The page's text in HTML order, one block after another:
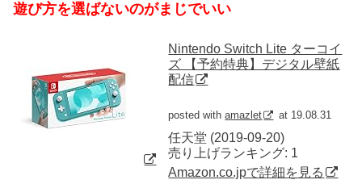
遊び方を選ばないのがまじでいい
Nintendo Switch Lite ターコイ
ズ 【予約特典】デジタル壁紙
配信
posted withamazlet at 19.08.31
任天堂 (2019-09-20)
売り上げランキング: 1
Amazon.co.jpで詳細を見る